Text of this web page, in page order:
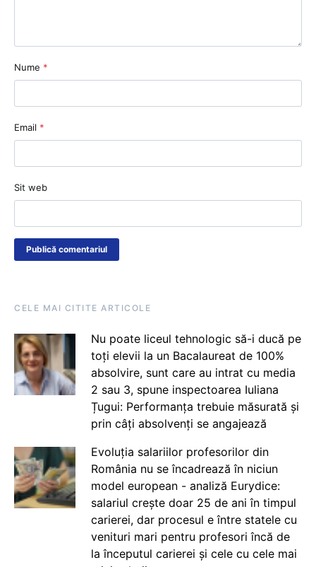
Nume *
Email *
Sit web
CELE MAI CITITE ARTICOLE
Nu poate liceul tehnologic să-i ducă pe
toți elevii la un Bacalaureat de 100%
absolvire, sunt care au intrat cu media
2 sau 3, spune inspectoarea Iuliana
Țugui: Performanța trebuie măsurată și
prin câți absolvenți se angajează
Evoluția salariilor profesorilor din
România nu se încadrează în niciun
model european - analiză Eurydice:
salariul crește doar 25 de ani în timpul
carierei, dar procesul e între statele cu
venituri mari pentru profesori încă de
la începutul carierei și cele cu cele mai